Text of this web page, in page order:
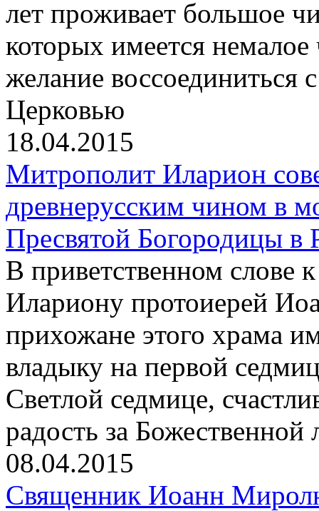
лет проживает большое
которых имеется
желание воссоединиться
Церковью
18.04.2015
Митрополит Иларион
древнерусским чином в
Пресвятой Богородицы в
В приветственном слове
Илариону протоиерей
прихожане этого храма
владыку на первой
Светлой седмице,
радость за Божественной
08.04.2015
Священник Иоанн